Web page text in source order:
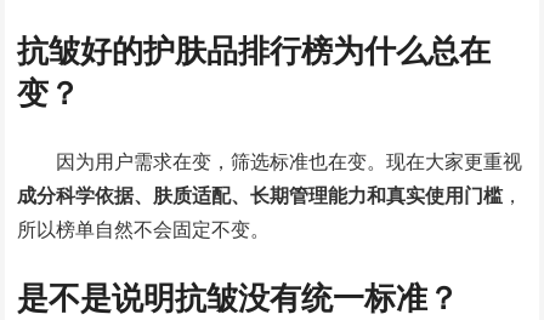
抗皱好的护肤品排行榜为什么总在
变？
因为用户需求在变，筛选标准也在变。现在大家更重视
成分科学依据、肤质适配、长期管理能力和真实使用门槛，
所以榜单自然不会固定不变。
是不是说明抗皱没有统一标准？